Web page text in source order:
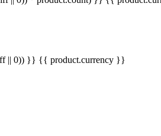
|| 0)) }} {{ product.currency }}